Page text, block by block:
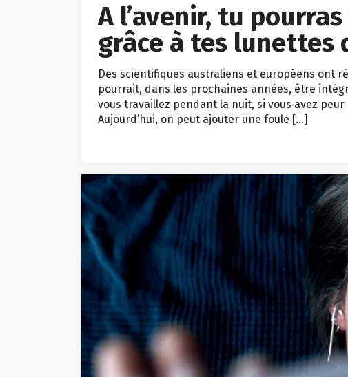
A l’avenir, tu
grâce à tes lunettes
Des scientifiques australiens et européens ont
pourrait, dans les prochaines années, être
vous travaillez pendant la nuit, si vous avez
Aujourd’hui, on peut ajouter une foule […]